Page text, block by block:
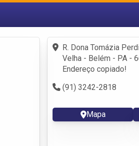
Fazer login
Criar conta
R. Dona Tomázia
Velha - Belém - PA -
Endereço copiado!
(91) 3242-2818
Mapa